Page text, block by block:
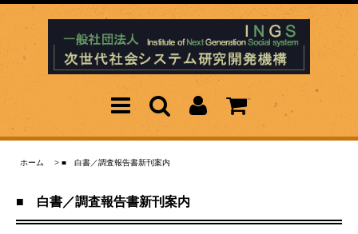
ホーム > ■ 白書／調査報告書新刊案内
■ 白書／調査報告書新刊案内